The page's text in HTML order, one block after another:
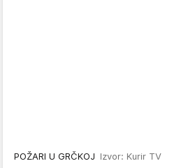
POŽARI U GRČKOJ Izvor: Kurir TV